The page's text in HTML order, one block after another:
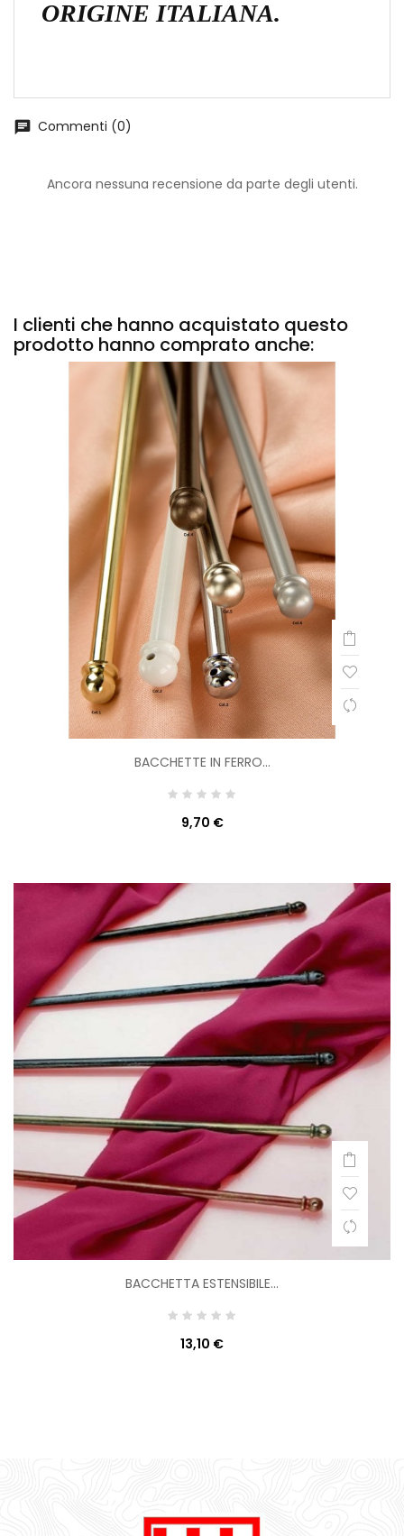
ORIGINE ITALIANA.
chat Commenti (0)
Ancora nessuna recensione da parte degli utenti.
I clienti che hanno acquistato questo
prodotto hanno comprato anche:
BACCHETTE IN FERRO...
9,70 €
BACCHETTA ESTENSIBILE...
13,10 €